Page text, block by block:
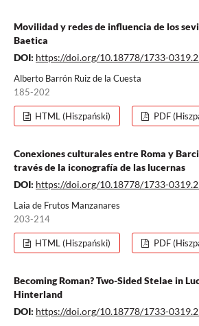
Movilidad y redes de influencia de los
Baetica
DOI: https://doi.org/10.18778/1733-
Alberto Barrón Ruiz de la Cuesta
185-202
HTML (Hiszpański) PDF
Conexiones culturales entre Roma y
través de la iconografía de las lucernas
DOI: https://doi.org/10.18778/1733-
Laia de Frutos Manzanares
203-214
HTML (Hiszpański) PDF
Becoming Roman? Two-Sided Stelae in
Hinterland
DOI: https://doi.org/10.18778/1733-